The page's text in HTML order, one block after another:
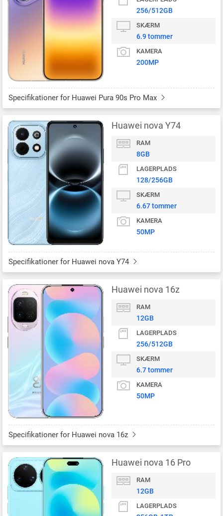
256/512GB
SKÆRM
6.9 tommer
KAMERA
200MP
Specifikationer for Huawei Pura 90s Pro Max
Huawei nova Y74
RAM
8GB
LAGERPLADS
128/256GB
SKÆRM
6.67 tommer
KAMERA
50MP
Specifikationer for Huawei nova Y74
Huawei nova 16z
RAM
12GB
LAGERPLADS
256/512GB
SKÆRM
6.7 tommer
KAMERA
50MP
Specifikationer for Huawei nova 16z
Huawei nova 16 Pro
RAM
12GB
LAGERPLADS